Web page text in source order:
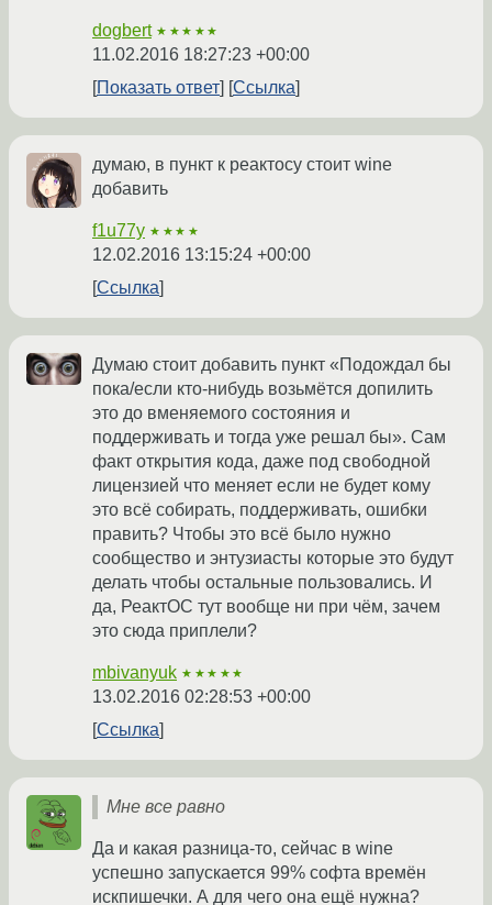
dogbert ★★★★★
11.02.2016 18:27:23 +00:00
Показать ответ
Ссылка
думаю, в пункт к реактосу стоит wine
добавить
f1u77y ★★★★
12.02.2016 13:15:24 +00:00
Ссылка
Думаю стоит добавить пункт «Подождал бы
пока/если кто-нибудь возьмётся допилить
это до вменяемого состояния и
поддерживать и тогда уже решал бы». Сам
факт открытия кода, даже под свободной
лицензией что меняет если не будет кому
это всё собирать, поддерживать, ошибки
править? Чтобы это всё было нужно
сообщество и энтузиасты которые это будут
делать чтобы остальные пользовались. И
да, РеактОС тут вообще ни при чём, зачем
это сюда приплели?
mbivanyuk ★★★★★
13.02.2016 02:28:53 +00:00
Ссылка
Мне все равно
Да и какая разница-то, сейчас в wine
успешно запускается 99% софта времён
искпишечки. А для чего она ещё нужна?